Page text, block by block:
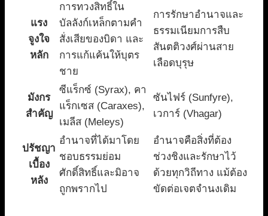
แรง
จูงใจ
หลัก
การทวงสิทธิ์ใน
บัลลังก์เหล็กตามคำ
สั่งเสียของบิดา และ
การแก้แค้นให้บุตร
ชาย
การรักษาอำนาจและ
ธรรมเนียมการสืบ
สันตติวงศ์ผ่านสาย
เลือดบุรุษ
มังกร
สำคัญ
ซีแร็กซ์ (Syrax), คา
แร็กเซส (Caraxes),
เมลีส (Meleys)
ซันไฟร์ (Sunfyre),
เวการ์ (Vhagar)
ปรัชญา
เบื้อง
หลัง
อำนาจที่ได้มาโดย
ชอบธรรมย่อม
ศักดิ์สิทธิ์และมิอาจ
ถูกพรากไป
อำนาจคือสิ่งที่ต้อง
ช่วงชิงและรักษาไว้
ด้วยทุกวิถีทาง แม้ต้อง
ขัดต่อเจตจำนงเดิม